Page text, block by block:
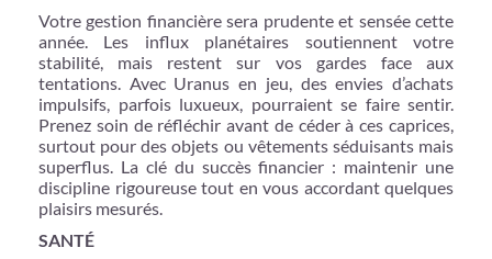
Votre gestion financière sera prudente et sensée cette
année. Les influx planétaires soutiennent votre
stabilité, mais restent sur vos gardes face aux
tentations. Avec Uranus en jeu, des envies d’achats
impulsifs, parfois luxueux, pourraient se faire sentir.
Prenez soin de réfléchir avant de céder à ces caprices,
surtout pour des objets ou vêtements séduisants mais
superflus. La clé du succès financier : maintenir une
discipline rigoureuse tout en vous accordant quelques
plaisirs mesurés.
SANTÉ